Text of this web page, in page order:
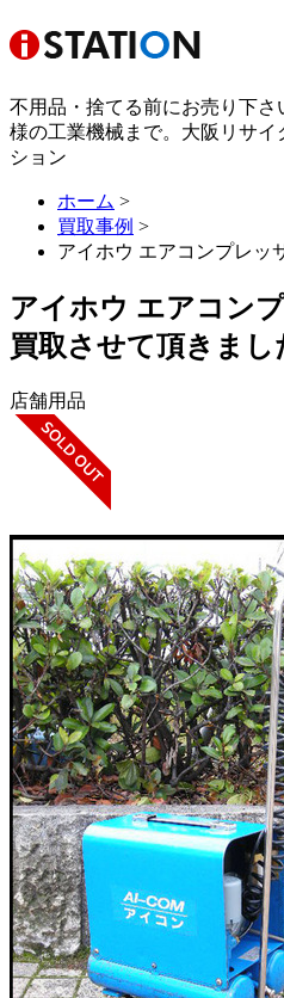
不用品・捨てる前にお売り下
様の工業機械まで。大阪リサ
ション
ホーム >
買取事例 >
アイホウ エアコンプレッ
アイホウ エアコン
買取させて頂きまし
店舗用品